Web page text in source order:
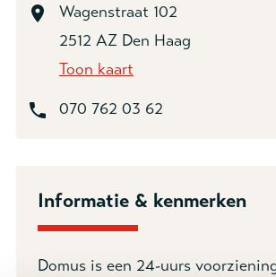
Wagenstraat 102
2512 AZ Den Haag
Toon kaart
070 762 03 62
Informatie & kenmerken
Domus is een 24-uurs